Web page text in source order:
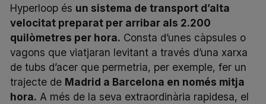
Hyperloop és un sistema de transport d’alta
velocitat preparat per arribar als 2.200
quilòmetres per hora. Consta d’unes càpsules o
vagons que viatjaran levitant a través d’una xarxa
de tubs d’acer que permetria, per exemple, fer un
trajecte de Madrid a Barcelona en només mitja
hora. A més de la seva extraordinària rapidesa, el